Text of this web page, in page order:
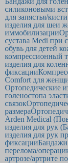
силиконовыми
для запястья/
изделия для шеи
иммобилизации
сустава Medi при
обувь для детей
компрессионный
изделия для
фиксации
Comfort для
Ортопедические
голеностопа
связок
размера
Arden Medical
изделия для рук
изделия для рук
фиксацииБандажи
перелома/
артрозе/артрите